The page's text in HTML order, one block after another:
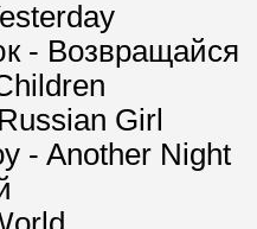
- Возвращайся
Girl
- Another Night